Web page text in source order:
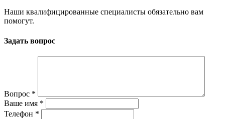
Наши квалифицированные специалисты обязательно вам
помогут.
Задать вопрос
Вопрос *
Ваше имя *
Телефон *